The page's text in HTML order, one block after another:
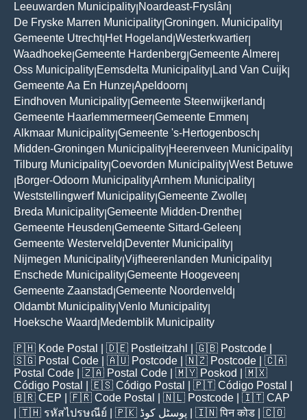
Leeuwarden Municipality Noardeast-Fryslân
De Fryske Marren Municipality Groningen. Municipality
Gemeente Utrecht| Het Hogeland Westerkwartier
Waadhoeke Gemeente Hardenberg Gemeente Almere
Oss Municipality Eemsdelta Municipality Land Van Cuijk
Gemeente Aa En Hunze Apeldoorn
Eindhoven Municipality Gemeente Steenwijkerland
Gemeente Haarlemmermeer Gemeente Emmen
Alkmaar Municipality Gemeente 's-Hertogenbosch
Midden-Groningen Municipality Heerenveen Municipality
Tilburg Municipality Coevorden Municipality West Betuwe
Borger-Odoorn Municipality Arnhem Municipality
Weststellingwerf Municipality Gemeente Zwolle
Breda Municipality Gemeente Midden-Drenthe
Gemeente Heusden Gemeente Sittard-Geleen
Gemeente Westerveld Deventer Municipality
Nijmegen Municipality Vijfheerenlanden Municipality
Enschede Municipality Gemeente Hoogeveen
Gemeente Zaanstad Gemeente Noordenveld
Oldambt Municipality Venlo Municipality
Hoeksche Waard Medemblik Municipality
🇵🇭 Kode Postal | 🇩🇪 Postleitzahl | 🇬🇧 Postcode
🇸🇬 Postal Code | 🇦🇺 Postcode | 🇳🇿 Postcode | 🇨🇦
Postal Code | 🇿🇦 Postal Code | 🇲🇾 Poskod
| 🇲🇽
Código Postal
| 🇪🇸 Código Postal | 🇵🇹 Código Postal
🇧🇷 CEP | 🇫🇷 Code Postal | 🇳🇱 Postcode | 🇮🇹 CAP
| 🇹🇭 รหัสไปรษณีย์ | 🇵🇰 پوسٹل کوڈ | 🇮🇳पिन कोड | 🇨🇴